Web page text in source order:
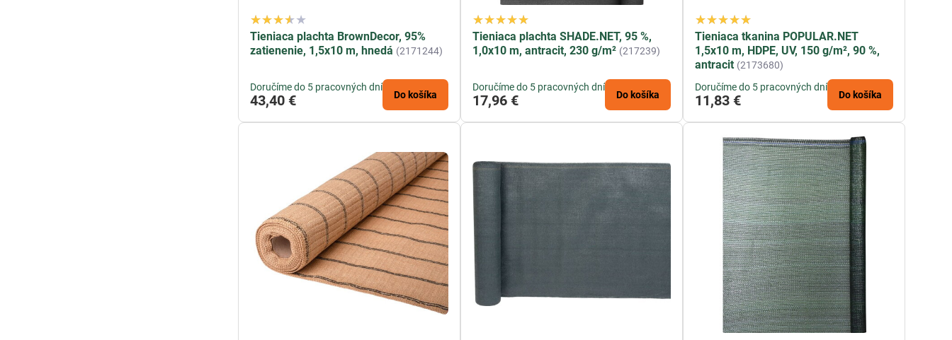
Tieniaca plachta BrownDecor, 95%
zatienenie, 1,5x10 m, hnedá (2171244)
Doručíme do 5 pracovných dní
43,40 € Do košíka
Tieniaca plachta SHADE.NET, 95 %,
1,0x10 m, antracit, 230 g/m² (217239)
Doručíme do 5 pracovných dní
17,96 € Do košíka
Tieniaca tkanina POPULAR.NET
1,5x10 m, HDPE, UV, 150 g/m², 90 %,
antracit (2173680)
Doručíme do 5 pracovných dní
11,83 € Do košíka